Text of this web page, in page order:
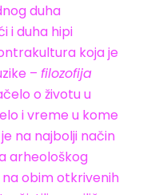
duha
i duha hipi
koja je
– filozofija
o životu u
i vreme u kome
na najbolji način
arheološkog
obim otkrivenih